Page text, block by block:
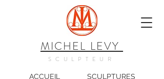
MICHEL LEVY
SCULPTEUR
ACCUEIL
SCULPTURES